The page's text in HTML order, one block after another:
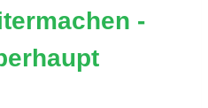
-